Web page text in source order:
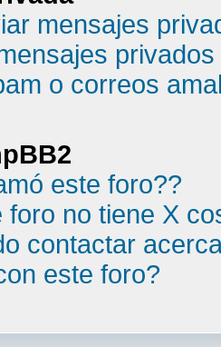
mensajes
o correos
este foro??
foro no tiene X
contactar
este foro?